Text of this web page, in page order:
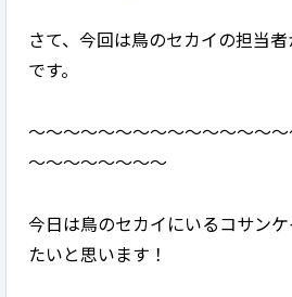
さて、今回は鳥のセカイの担当
です。
～～～～～～～～～～～～～～
～～～～～～～～
今日は鳥のセカイにいるコサン
たいと思います！